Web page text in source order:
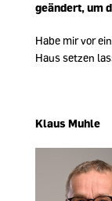
geändert, um
Habe mir vor
Haus setzen
Klaus Muhle